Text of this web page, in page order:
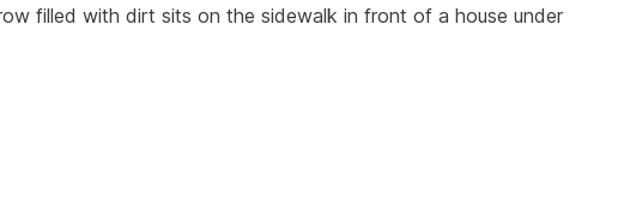
filled with dirt sits on the sidewalk in front of a house under